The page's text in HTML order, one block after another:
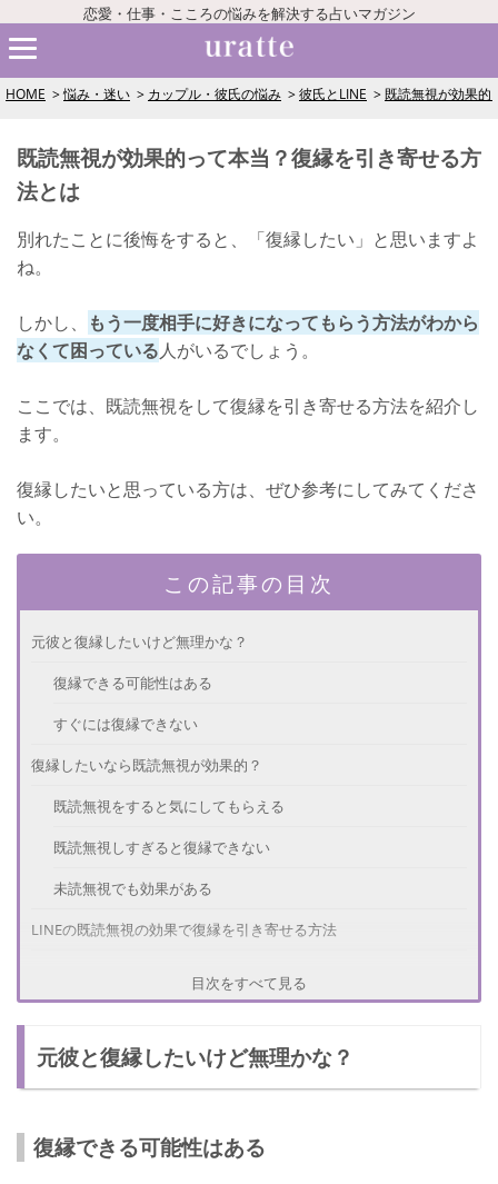
恋愛・仕事・こころの悩みを解決する占いマガジン
HOME 悩み・迷い カップル・彼氏の悩み 彼氏とLINE 既読無視が効果的
既読無視が効果的って本当？復縁を引き寄せる方
法とは
別れたことに後悔をすると、「復縁したい」と思いますよ
ね。
しかし、
もう一度相手に好きになってもらう方法がわから
なくて困っている人がいるでしょう。
ここでは、既読無視をして復縁を引き寄せる方法を紹介し
ます。
復縁したいと思っている方は、ぜひ参考にしてみてくださ
い。
この記事の目次
元彼と復縁したいけど無理かな？
復縁できる可能性はある
すぐには復縁できない
復縁したいなら既読無視が効果的？
既読無視をすると気にしてもらえる
既読無視しすぎると復縁できない
未読無視でも効果がある
LINEの既読無視の効果で復縁を引き寄せる方法
相手が楽しいと思ってるときに既読無視をする
復縁したいときの既読無視の注意点
既読無視をしすぎない
目次をすべて見る
元彼と復縁したいけど無理かな？
復縁できる可能性はある